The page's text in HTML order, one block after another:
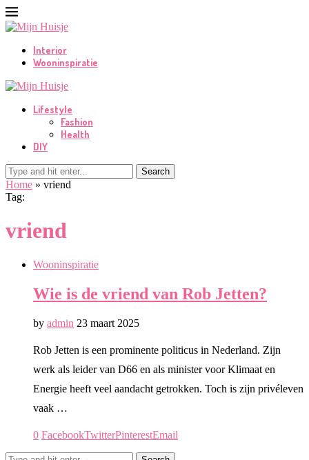
Interior
Wooninspiratie
Lifestyle
Fashion
Health
DIY
Search
Home » vriend
Tag:
vriend
Wooninspiratie
Wie is de vriend van Rob Jetten?
by admin 23 maart 2025
Rob Jetten is een prominente politicus in Nederland. Zijn
werk als leider van D66 en als minister voor Klimaat en
Energie heeft veel aandacht getrokken. Toch is zijn privéleven
vaak …
0 FacebookTwitterPinterestEmail